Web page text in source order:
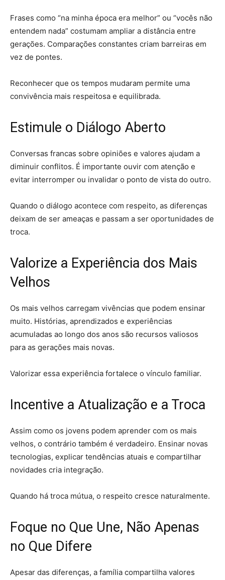
Frases como “na minha época era melhor” ou “vocês não
entendem nada” costumam ampliar a distância entre
gerações. Comparações constantes criam barreiras em
vez de pontes.
Reconhecer que os tempos mudaram permite uma
convivência mais respeitosa e equilibrada.
Estimule o Diálogo Aberto
Conversas francas sobre opiniões e valores ajudam a
diminuir conflitos. É importante ouvir com atenção e
evitar interromper ou invalidar o ponto de vista do outro.
Quando o diálogo acontece com respeito, as diferenças
deixam de ser ameaças e passam a ser oportunidades de
troca.
Valorize a Experiência dos Mais
Velhos
Os mais velhos carregam vivências que podem ensinar
muito. Histórias, aprendizados e experiências
acumuladas ao longo dos anos são recursos valiosos
para as gerações mais novas.
Valorizar essa experiência fortalece o vínculo familiar.
Incentive a Atualização e a Troca
Assim como os jovens podem aprender com os mais
velhos, o contrário também é verdadeiro. Ensinar novas
tecnologias, explicar tendências atuais e compartilhar
novidades cria integração.
Quando há troca mútua, o respeito cresce naturalmente.
Foque no Que Une, Não Apenas
no Que Difere
Apesar das diferenças, a família compartilha valores